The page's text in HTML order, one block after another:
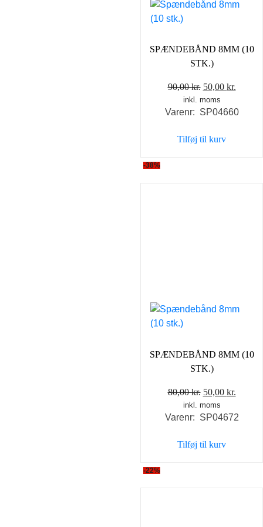
SPÆNDEBÅND 8MM (10
STK.)
90,00kr. Den
oprindelige
pris
90,00 kr..
50,00 kr.Den
pris
inkl. moms
Varenr: SP04660
Tilføj til kurv
-38%
SPÆNDEBÅND 8MM (10
STK.)
80,00kr. Den
oprindelige
pris
80,00 kr..
50,00 kr.
pris
inkl. moms
Varenr: SP04672
Tilføj til kurv
-22%